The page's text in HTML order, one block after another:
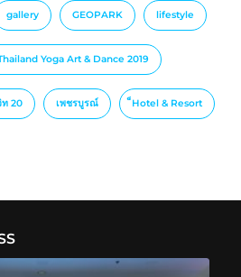
gallery GEOPARK lifestyle
Yoga Art & Dance 2019
ท 20 เพชรบูรณ์ ็Hotel & Resort